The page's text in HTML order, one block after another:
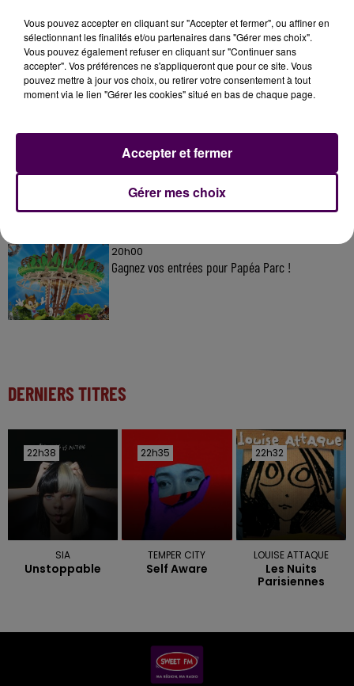
À LA UNE
20h00
Gagnez vos pass pour le V and B Fest' 2026 !
Inscrivez-vous au casting The Voice & The Voice
20h00
Gagnez vos entrées pour Papéa Parc !
DERNIERS TITRES
22h38
22h38
SIA
Unstoppable
22h35
22h35
TEMPER CITY
Self Aware
22h32
22h32
LOUISE ATTAQUE
Les Nuits
Parisiennes
Vous pouvez accepter en cliquant sur "Accepter et fermer", ou affiner en
sélectionnant les finalités et/ou partenaires dans "Gérer mes choix".
Vous pouvez également refuser en cliquant sur "Continuer sans
accepter". Vos préférences ne s'appliqueront que pour ce site. Vous
pouvez mettre à jour vos choix, ou retirer votre consentement à tout
moment via le lien "Gérer les cookies" situé en bas de chaque page.
Gérer mes choix
Accepter et fermer